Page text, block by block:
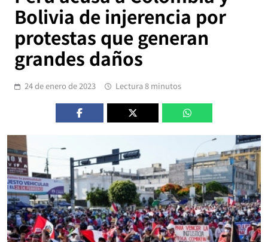
Bolivia de injerencia por
protestas que generan
grandes daños
24 de enero de 2023 Lectura 8 minutos